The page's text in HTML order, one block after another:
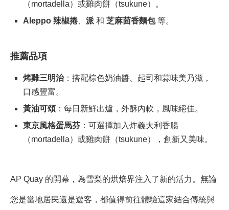
（mortadella）或雞肉餅（tsukune）。
Aleppo 辣椒捲
派 和 芝麻茴香麵包等。
推薦品項
烤雞三明治：搭配棕色奶油醬、起司和蒜味美乃滋，
口感豐富。
黃油可頌 ：每日新鮮出爐，外酥內軟，風味絕佳。
東京風格蛋馬芬 ：可選擇加入炸義大利香腸
（mortadella）或雞肉餅（tsukune），創新又美味。
AP Quay 的開幕，為雪梨的烘焙界注入了新的活力。無論
您是當地居民還是遊客，都值得前往體驗這家結合傳統與